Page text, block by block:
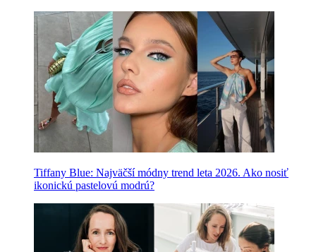
Tiffany Blue: Najväčší módny trend leta 2026. Ako nosiť
ikonickú pastelovú modrú?